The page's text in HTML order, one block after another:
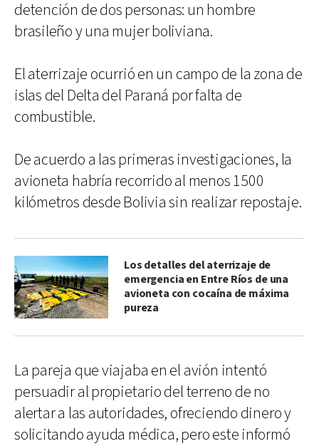
detención de dos personas: un hombre
brasileño y una mujer boliviana.
El aterrizaje ocurrió en un campo de la zona de
islas del Delta del Paraná por falta de
combustible.
De acuerdo a las primeras investigaciones, la
avioneta habría recorrido al menos 1500
kilómetros desde Bolivia sin realizar repostaje.
Los detalles del aterrizaje de
emergencia en Entre Ríos de una
avioneta con cocaína de máxima
pureza
La pareja que viajaba en el avión intentó
persuadir al propietario del terreno de no
alertar a las autoridades, ofreciendo dinero y
solicitando ayuda médica, pero este informó